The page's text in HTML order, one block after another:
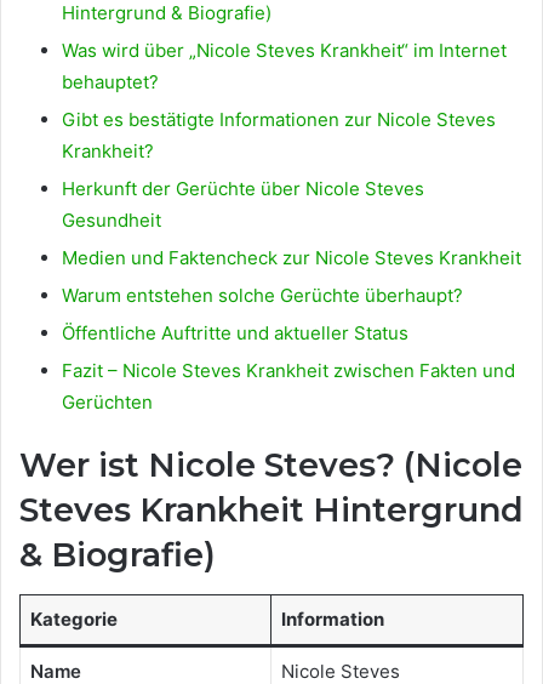
Hintergrund & Biografie)
Was wird über „Nicole Steves Krankheit“ im Internet
behauptet?
Gibt es bestätigte Informationen zur Nicole Steves
Krankheit?
Herkunft der Gerüchte über Nicole Steves
Gesundheit
Medien und Faktencheck zur Nicole Steves Krankheit
Warum entstehen solche Gerüchte überhaupt?
Öffentliche Auftritte und aktueller Status
Fazit – Nicole Steves Krankheit zwischen Fakten und
Gerüchten
Wer ist Nicole Steves? (Nicole
Steves Krankheit Hintergrund
& Biografie)
Kategorie Information
Name Nicole Steves